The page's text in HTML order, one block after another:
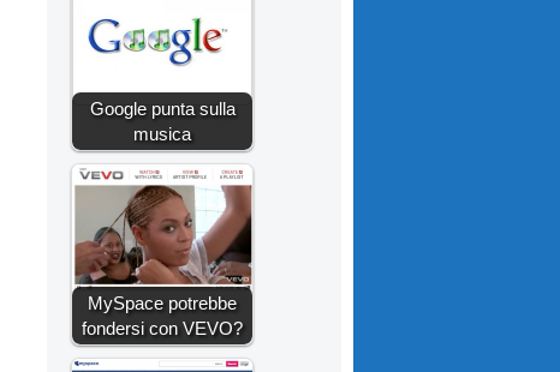
Google punta sulla
musica
MySpace potrebbe
fondersi con VEVO?